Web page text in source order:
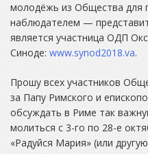
молодёжь из Общества для
наблюдателем —
является участница ОДП
Синоде: www.synod2018.va.
Прошу всех участников
за Папу Римского и
обсуждать в Риме так
молиться с 3-го по 28-е
«Радуйся Мария» (или